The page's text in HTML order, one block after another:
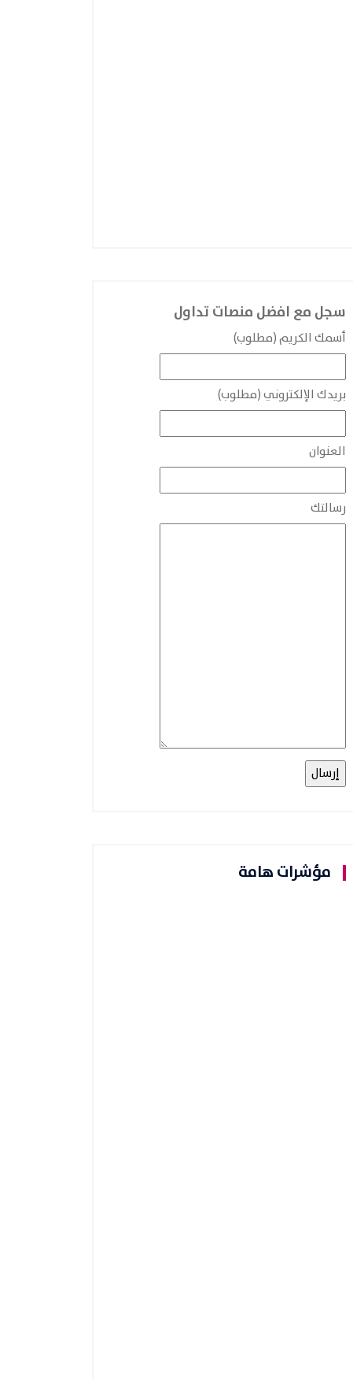
سجل مع افضل منصات تداول
أسمك الكريم (مطلوب)
بريدك الإلكتروني (مطلوب)
العنوان
رسالتك
مؤشرات هامة